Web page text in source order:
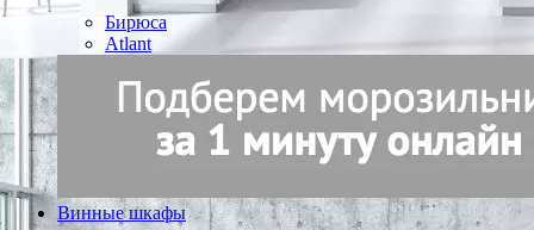
Бирюса
Atlant
Винные шкафы